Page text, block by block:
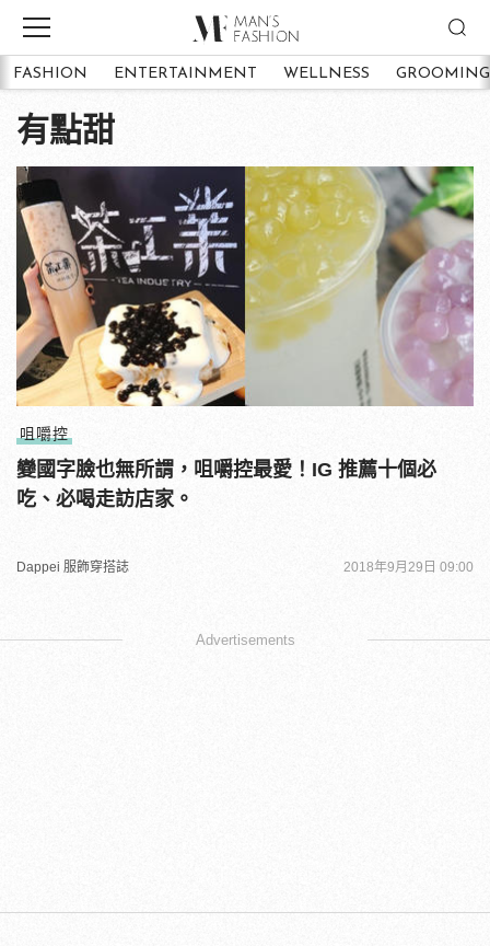
FASHION ENTERTAINMENT WELLNESS GROOMING
有點甜
咀嚼控
變國字臉也無所謂，咀嚼控最愛！IG 推薦十個必
吃、必喝走訪店家。
Dappei 服飾穿搭誌 2018年9月29日 09:00
Advertisements